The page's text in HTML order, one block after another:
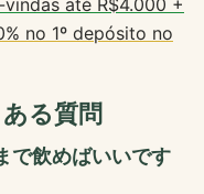
até R$4.000 +
no 1º depósito no
る質問
で飲めばいいです